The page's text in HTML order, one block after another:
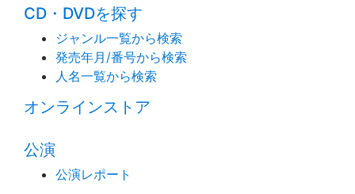
CD・DVDを探す
ジャンル一覧から検索
発売年月/番号から検索
人名一覧から検索
オンラインストア
公演
公演レポート